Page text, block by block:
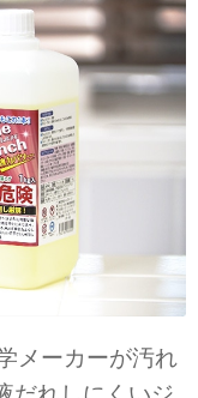
メーカーが汚れ